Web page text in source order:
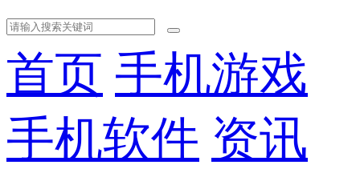
首页 手机游戏
手机软件 资讯